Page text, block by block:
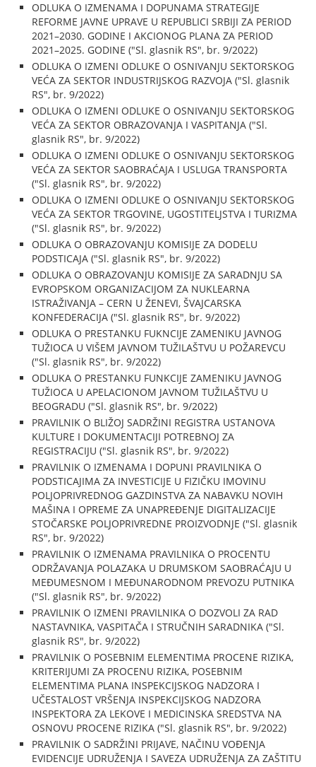
ODLUKA O IZMENAMA I DOPUNAMA STRATEGIJE
REFORME JAVNE UPRAVE U REPUBLICI SRBIJI ZA PERIOD
2021–2030. GODINE I AKCIONOG PLANA ZA PERIOD
2021–2025. GODINE ("Sl. glasnik RS", br. 9/2022)
ODLUKA O IZMENI ODLUKE O OSNIVANJU SEKTORSKOG
VEĆA ZA SEKTOR INDUSTRIJSKOG RAZVOJA ("Sl. glasnik
RS", br. 9/2022)
ODLUKA O IZMENI ODLUKE O OSNIVANJU SEKTORSKOG
VEĆA ZA SEKTOR OBRAZOVANJA I VASPITANJA ("Sl.
glasnik RS", br. 9/2022)
ODLUKA O IZMENI ODLUKE O OSNIVANJU SEKTORSKOG
VEĆA ZA SEKTOR SAOBRAĆAJA I USLUGA TRANSPORTA
("Sl. glasnik RS", br. 9/2022)
ODLUKA O IZMENI ODLUKE O OSNIVANJU SEKTORSKOG
VEĆA ZA SEKTOR TRGOVINE, UGOSTITELJSTVA I TURIZMA
("Sl. glasnik RS", br. 9/2022)
ODLUKA O OBRAZOVANJU KOMISIJE ZA DODELU
PODSTICAJA ("Sl. glasnik RS", br. 9/2022)
ODLUKA O OBRAZOVANJU KOMISIJE ZA SARADNJU SA
EVROPSKOM ORGANIZACIJOM ZA NUKLEARNA
ISTRAŽIVANJA – CERN U ŽENEVI, ŠVAJCARSKA
KONFEDERACIJA ("Sl. glasnik RS", br. 9/2022)
ODLUKA O PRESTANKU FUKNCIJE ZAMENIKU JAVNOG
TUŽIOCA U VIŠEM JAVNOM TUŽILAŠTVU U POŽAREVCU
("Sl. glasnik RS", br. 9/2022)
ODLUKA O PRESTANKU FUNKCIJE ZAMENIKU JAVNOG
TUŽIOCA U APELACIONOM JAVNOM TUŽILAŠTVU U
BEOGRADU ("Sl. glasnik RS", br. 9/2022)
PRAVILNIK O BLIŽOJ SADRŽINI REGISTRA USTANOVA
KULTURE I DOKUMENTACIJI POTREBNOJ ZA
REGISTRACIJU ("Sl. glasnik RS", br. 9/2022)
PRAVILNIK O IZMENAMA I DOPUNI PRAVILNIKA O
PODSTICAJIMA ZA INVESTICIJE U FIZIČKU IMOVINU
POLJOPRIVREDNOG GAZDINSTVA ZA NABAVKU NOVIH
MAŠINA I OPREME ZA UNAPREĐENJE DIGITALIZACIJE
STOČARSKE POLJOPRIVREDNE PROIZVODNJE ("Sl. glasnik
RS", br. 9/2022)
PRAVILNIK O IZMENAMA PRAVILNIKA O PROCENTU
ODRŽAVANJA POLAZAKA U DRUMSKOM SAOBRAĆAJU U
MEĐUMESNOM I MEĐUNARODNOM PREVOZU PUTNIKA
("Sl. glasnik RS", br. 9/2022)
PRAVILNIK O IZMENI PRAVILNIKA O DOZVOLI ZA RAD
NASTAVNIKA, VASPITAČA I STRUČNIH SARADNIKA ("Sl.
glasnik RS", br. 9/2022)
PRAVILNIK O POSEBNIM ELEMENTIMA PROCENE RIZIKA,
KRITERIJUMI ZA PROCENU RIZIKA, POSEBNIM
ELEMENTIMA PLANA INSPEKCIJSKOG NADZORA I
UČESTALOST VRŠENJA INSPEKCIJSKOG NADZORA
INSPEKTORA ZA LEKOVE I MEDICINSKA SREDSTVA NA
OSNOVU PROCENE RIZIKA ("Sl. glasnik RS", br. 9/2022)
PRAVILNIK O SADRŽINI PRIJAVE, NAČINU VOĐENJA
EVIDENCIJE UDRUŽENJA I SAVEZA UDRUŽENJA ZA ZAŠTITU